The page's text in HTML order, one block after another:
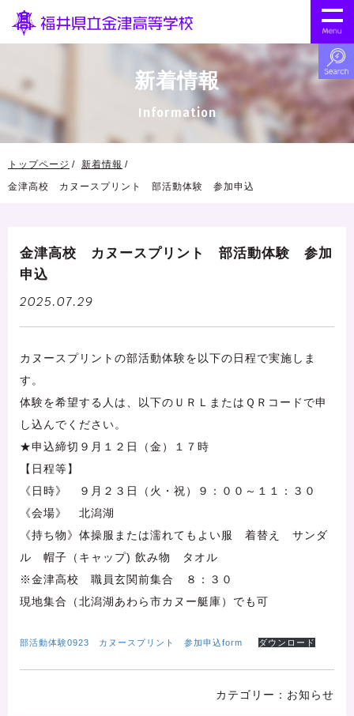
新着情報
Information
トップページ
新着情報
金津高校 カヌースプリント 部活動体験 参加申込
金津高校 カヌースプリント 部活動体験 参加
申込
2025.07.29
カヌースプリントの部活動体験を以下の日程で実施しま
す。
体験を希望する人は、以下のＵＲＬまたはＱＲコードで申
し込んでください。
★申込締切９月１２日（金）１７時
【日程等】
《日時》 ９月２３日（火・祝）９：００～１１：３０
《会場》 北潟湖
《持ち物》体操服または濡れてもよい服 着替え サンダ
ル 帽子（キャップ) 飲み物 タオル
※金津高校 職員玄関前集合 ８：３０
現地集合（北潟湖あわら市カヌー艇庫）でも可
部活動体験0923 カヌースプリント 参加申込form ダウンロード
お知らせ